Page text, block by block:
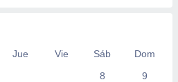
Jue Vie Sáb
Dom
8
9